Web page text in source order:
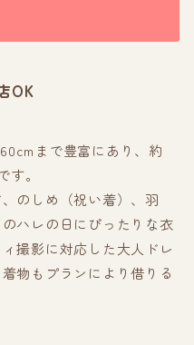
OK
まで豊富にあり、約
。
のしめ（祝い着）、羽
ハレの日にぴったりな衣
撮影に対応した大人ドレ
物もプランにより借りる